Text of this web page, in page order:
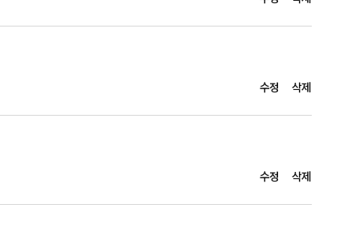
줄입니다.
물을 받아서 세척하면 많은 물을 아낄 수 있습니다.
의 물을 받아서 사용합니다.
수정 삭제
수정 삭제